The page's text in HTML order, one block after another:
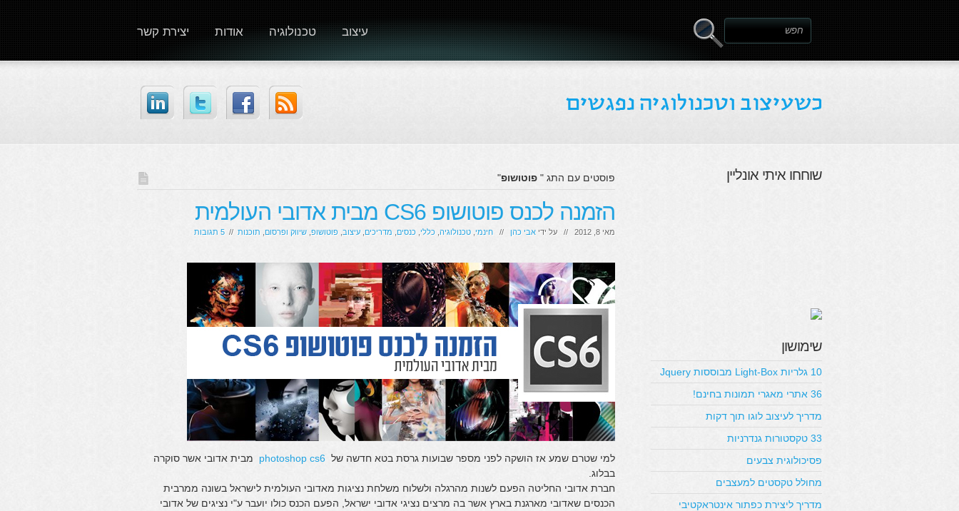
יצירת קשר אודות טכנולוגיה עיצוב
פוסטים עם התג " פוטושופ"
הזמנה לכנס פוטושופ CS6 מבית אדובי העולמית
מאי 8, 2012 // על ידי אבי כהן // חינמי טכנולוגיה כללי כנסים מדריכים עיצוב פוטושופ שיווק ופרסום תוכנות // 5 תגובות
למי שטרם שמע אז הושקה לפני מספר שבועות גרסת בטא חדשה של photoshop cs6 מבית אדובי אשר סוקרה
בבלוג.
חברת אדובי החליטה הפעם לשנות מהרגלה ולשלוח משלחת נציגות מאדובי העולמית לישראל בשונה ממרבית
הכנסים שאדובי מארגנת בארץ אשר בה מרצים נציגי אדובי ישראל, הפעם הכנס כולו יועבר ע"י נציגים של אדובי
שוחחו איתי אונליין
שימושון
10 גלריות Light-Box מבוססות Jquery
36 אתרי מאגרי תמונות בחינם!
מדריך לעיצוב לוגו תוך דקות
33 טקסטורות גנדרניות
פסיכולוגית צבעים
מחולל טקסטים למעצבים
מדריך ליצירת כפתור אינטראקטיבי